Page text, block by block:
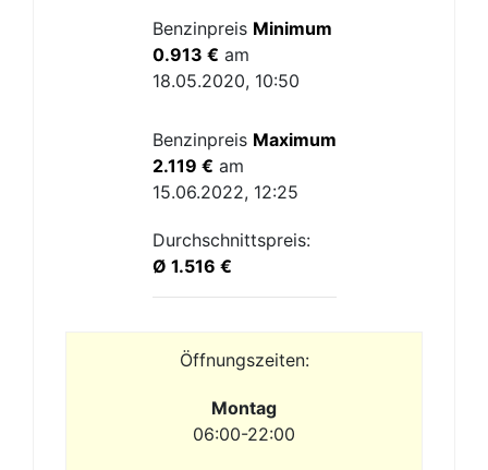
Benzinpreis Minimum
0.913 € am
18.05.2020, 10:50
Benzinpreis Maximum
2.119 € am
15.06.2022, 12:25
Durchschnittspreis:
Ø 1.516 €
Öffnungszeiten:
Montag
06:00-22:00